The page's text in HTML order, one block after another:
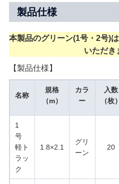
製品仕様
本製品のグリーン(1号・2号)
いただき
【製品仕様】
名称
規格
（m）
カラ
ー
入数
（枚）
1
号
軽ト
ラッ
ク
1.8×2.1
グリ
ーン
20